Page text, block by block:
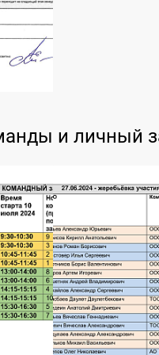
и личный